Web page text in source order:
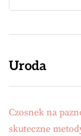
Uroda
Czosnek na
skuteczne